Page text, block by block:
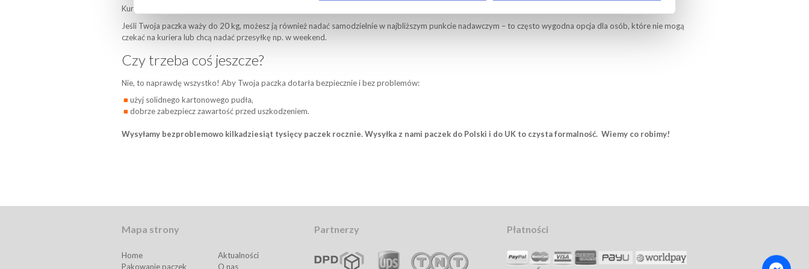
Kurier odbierze paczkę z Twojego domu w ustalonym dniu i dostarczy ją aż pod drzwi odbiorcy w Polsce - wygodnie i bez wychodzenia z domu.
Jeśli Twoja paczka waży do 20 kg, możesz ją również nadać samodzielnie w najbliższym punkcie nadawczym – to często wygodna opcja dla osób, które nie mogą
czekać na kuriera lub chcą nadać przesyłkę np. w weekend.
Czy trzeba coś jeszcze?
Nie, to naprawdę wszystko! Aby Twoja paczka dotarła bezpiecznie i bez problemów:
użyj solidnego kartonowego pudła,
dobrze zabezpiecz zawartość przed uszkodzeniem.
Wysyłamy bezproblemowo kilkadziesiąt tysięcy paczek rocznie. Wysyłka z nami paczek do Polski i do UK to czysta formalność. Wiemy co robimy!
Mapa strony
Home
Pakowanie paczek
Aktualności
O nas
Partnerzy Płatności